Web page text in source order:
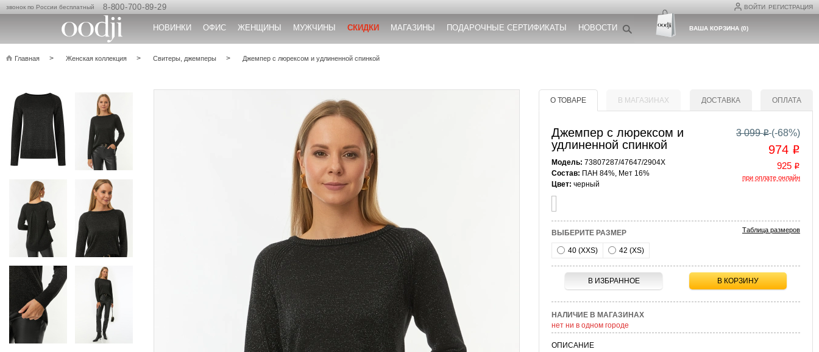
ВОЙТИ РЕГИСТРАЦИЯ
звонок по России бесплатный 8-800-700-89-29
НОВИНКИ ОФИС ЖЕНЩИНЫ МУЖЧИНЫ СКИДКИ МАГАЗИНЫ ПОДАРОЧНЫЕ СЕРТИФИКАТЫ НОВОСТИ ВАША КОРЗИНА(0)
Главная Женская коллекция Свитеры, джемперы Джемпер с люрексом и удлиненной спинкой
О ТОВАРЕ В МАГАЗИНАХ ДОСТАВКА ОПЛАТА
Джемпер с люрексом и
удлиненной спинкой
Модель: 73807287/47647/2904X
Состав: ПАН 84%, Мет 16%
Цвет: черный
3 099o (-68%)
974 o
925 o
при оплате онлайн
ВЫБЕРИТЕ РАЗМЕР Таблица размеров
40 (XXS) 42 (XS)
В ИЗБРАННОЕ В КОРЗИНУ
НАЛИЧИЕ В МАГАЗИНАХ
нет ни в одном городе
ОПИСАНИЕ